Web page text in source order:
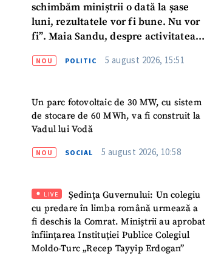
schimbăm miniștrii o dată la șase
luni, rezultatele vor fi bune. Nu vor
fi”. Maia Sandu, despre activitatea
NOU POLITIC 5 august 2026, 15:51
Un parc fotovoltaic de 30 MW, cu sistem
de stocare de 60 MWh, va fi construit la
Vadul lui Vodă
NOU SOCIAL 5 august 2026, 10:58
LIVE
Ședința Guvernului: Un colegiu
cu predare în limba română urmează a
fi deschis la Comrat. Miniștrii au aprobat
înființarea Instituției Publice Colegiul
Moldo-Turc „Recep Tayyip Erdogan”